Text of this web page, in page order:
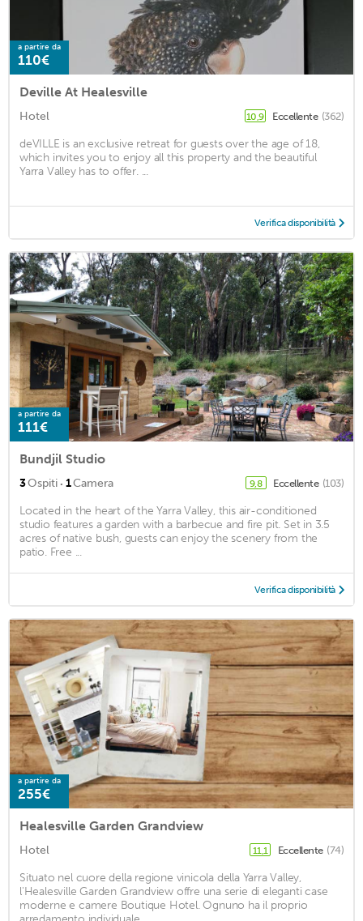
a partire da
110€
Deville At Healesville
Hotel 10,9 Eccellente (362)
deVILLE is an exclusive retreat for guests over the age of 18,
which invites you to enjoy all this property and the beautiful
Yarra Valley has to offer. ...
Verifica disponibilità
a partire da
111€
Bundjil Studio
3Ospiti · 1Camera 9,8 Eccellente (103)
Located in the heart of the Yarra Valley, this air-conditioned
studio features a garden with a barbecue and fire pit. Set in 3.5
acres of native bush, guests can enjoy the scenery from the
patio. Free ...
Verifica disponibilità
a partire da
255€
Healesville Garden Grandview
Hotel 11,1 Eccellente (74)
Situato nel cuore della regione vinicola della Yarra Valley,
l'Healesville Garden Grandview offre una serie di eleganti case
moderne e camere Boutique Hotel. Ognuno ha il proprio